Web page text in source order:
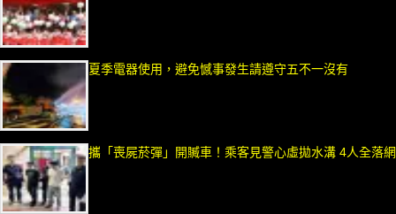
夏季電器使用，避免憾事發生請遵守五不一沒有
攜「喪屍菸彈」開贓車！乘客見警心虛拋水溝 4人全落網